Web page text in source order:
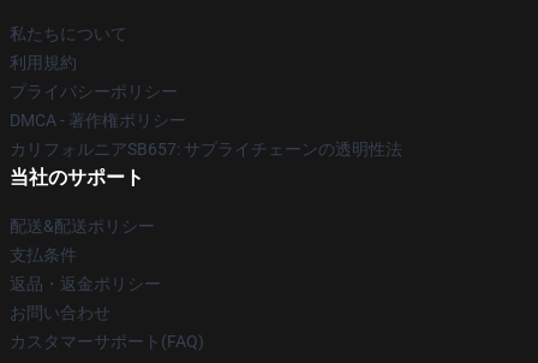
私たちについて
利用規約
プライバシーポリシー
DMCA - 著作権ポリシー
カリフォルニアSB657: サプライチェーンの透明性法
当社のサポート
配送&配送ポリシー
支払条件
返品・返金ポリシー
お問い合わせ
カスタマーサポート(FAQ)